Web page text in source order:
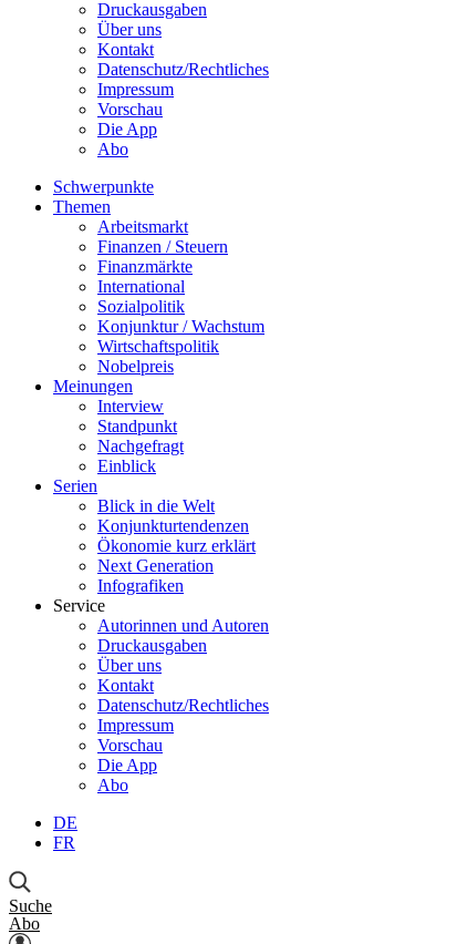
Druckausgaben
Über uns
Kontakt
Datenschutz/Rechtliches
Impressum
Vorschau
Die App
Abo
Schwerpunkte
Themen
Arbeitsmarkt
Finanzen / Steuern
Finanzmärkte
International
Sozialpolitik
Konjunktur / Wachstum
Wirtschaftspolitik
Nobelpreis
Meinungen
Interview
Standpunkt
Nachgefragt
Einblick
Serien
Blick in die Welt
Konjunkturtendenzen
Ökonomie kurz erklärt
Next Generation
Infografiken
Service
Autorinnen und Autoren
Druckausgaben
Über uns
Kontakt
Datenschutz/Rechtliches
Impressum
Vorschau
Die App
Abo
DE
FR
Suche
Abo